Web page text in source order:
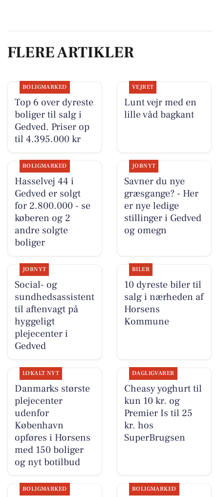
FLERE ARTIKLER
BOLIGMARKED
Top 6 over dyreste
boliger til salg i
Gedved. Priser op
til 4.395.000 kr
VEJRET
Lunt vejr med en
lille våd bagkant
BOLIGMARKED
Hasselvej 44 i
Gedved er solgt
for 2.800.000 - se
køberen og 2
andre solgte
boliger
JOBNYT
Savner du nye
græsgange? - Her
er nye ledige
stillinger i Gedved
og omegn
JOBNYT
Social- og
sundhedsassistent
til aftenvagt på
hyggeligt
plejecenter i
Gedved
BILER
10 dyreste biler til
salg i nærheden af
Horsens
Kommune
LOKALT NYT
Danmarks største
plejecenter
udenfor
København
opføres i Horsens
med 150 boliger
og nyt botilbud
DAGLIGVARER
Cheasy yoghurt til
kun 10 kr. og
Premier Is til 25
kr. hos
SuperBrugsen
BOLIGMARKED BOLIGMARKED